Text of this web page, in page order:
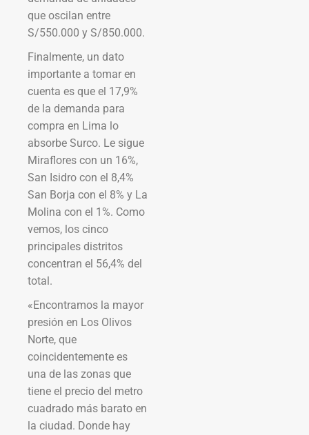
que oscilan entre
S/550.000 y S/850.000.
Finalmente, un dato
importante a tomar en
cuenta es que el 17,9%
de la demanda para
compra en Lima lo
absorbe Surco. Le sigue
Miraflores con un 16%,
San Isidro con el 8,4%
San Borja con el 8% y La
Molina con el 1%. Como
vemos, los cinco
principales distritos
concentran el 56,4% del
total.
«Encontramos la mayor
presión en Los Olivos
Norte, que
coincidentemente es
una de las zonas que
tiene el precio del metro
cuadrado más barato en
la ciudad. Donde hay